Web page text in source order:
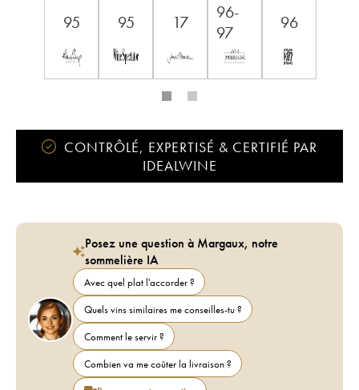
95 95 17
96-
97
96
CONTRÔLÉ, EXPERTISÉ & CERTIFIÉ PAR
IDEALWINE
Posez une question à Margaux, notre
sommelière IA
Avec quel plat l'accorder ?
Quels vins similaires me conseilles-tu ?
Comment le servir ?
Combien va me coûter la livraison ?